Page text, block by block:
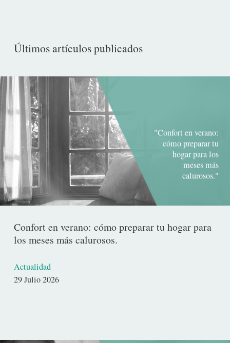
Últimos artículos publicados
"Confort en verano:
cómo preparar tu
hogar para los
meses más
calurosos."
Confort en verano: cómo preparar tu hogar para
los meses más calurosos.
Actualidad
Fecha29 Julio 2026